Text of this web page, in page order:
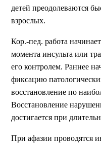
детей преодолеваются
взрослых.
Кор.-пед. работа
момента инсульта или
его контролем. Раннее
фиксацию
восстановление по
Восстановление
достигается при
При афазии проводятся